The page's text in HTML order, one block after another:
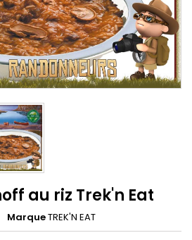
au riz Trek'n Eat
MarqueTREK'N EAT